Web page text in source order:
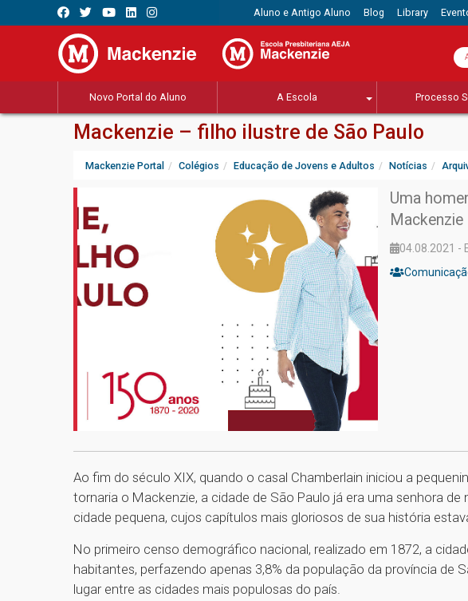
Aluno e Antigo Aluno Blog Library
Novo Portal do Aluno A Escola Processo
Mackenzie – filho ilustre de São Paulo
Mackenzie Portal Colégios Educação de Jovens e Adultos Notícias
Uma
Mackenzie
04.08.2021 -
Ao fim do século XIX, quando o casal Chamberlain iniciou a
tornaria o Mackenzie, a cidade de São Paulo já era uma senhora de
cidade pequena, cujos capítulos mais gloriosos de sua história
No primeiro censo demográfico nacional, realizado em 1872, a
habitantes, perfazendo apenas 3,8% da população da província de
lugar entre as cidades mais populosas do país.